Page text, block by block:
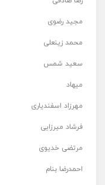
مجید رضوی
محمد زینعلی
سعید شمس
میهاد
مهرزاد اسفندیاری
فرشاد میرزایی
مرتضی خدیوی
احمدرضا بنام